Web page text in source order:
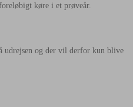
køre i et prøveår.
udrejsen og der vil derfor kun blive